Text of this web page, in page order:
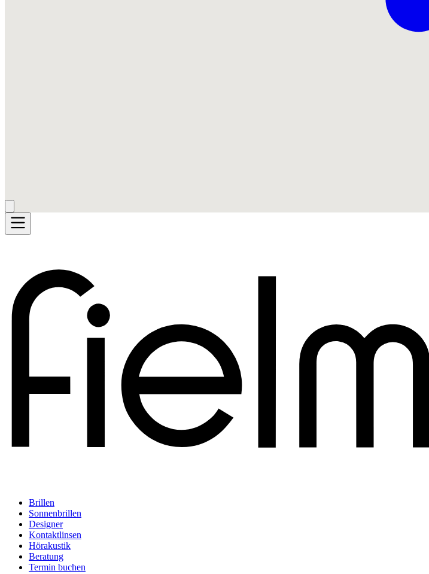
Brillen
Sonnenbrillen
Designer
Kontaktlinsen
Hörakustik
Beratung
Termin buchen